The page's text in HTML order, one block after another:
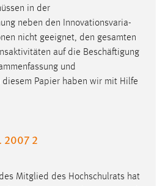
in der
neben den Innovationsvaria-
nicht geeignet, den gesamten
auf die Beschäftigung
und
diesem Papier haben wir mit Hilfe
2007 2
Mitglied des Hochschulrats hat